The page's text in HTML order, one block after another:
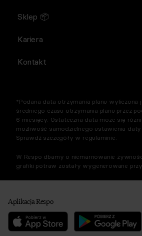
Sklep 📦
Kariera
Kontakt
*Podana data otrzymania planu wyliczona
średniego czasu otrzymania planu przez
6 miesięcy. Ostateczna data może się
możliwość samodzielnego ustawienia
Sprawdź szczegóły w regulaminie.
W Respo dbamy o niemarnowanie
grafiki potraw zostały wygenerowane
Aplikacja Respo